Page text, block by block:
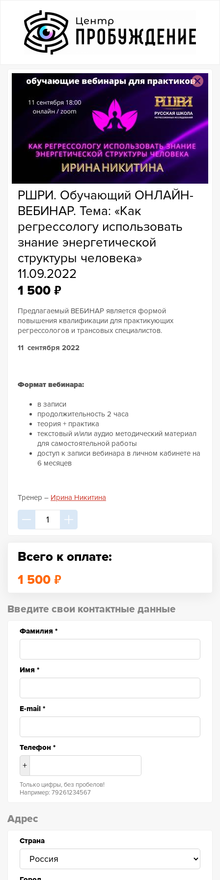
РШРИ. Обучающий ОНЛАЙН-
ВЕБИНАР. Тема: «Как
регрессологу использовать
знание энергетической
структуры человека»
11.09.2022
1 500 ₽
Предлагаемый ВЕБИНАР является формой
повышения квалификации для практикующих
регрессологов и трансовых специалистов.
11 сентября 2022
Формат вебинара:
в записи
продолжительность 2 часа
теория + практика
текстовый и/или аудио методический материал
для самостоятельной работы
доступ к записи вебинара в личном кабинете на
6 месяцев
Тренер – Ирина Никитина
Всего к оплате:
1 500 ₽
Введите свои контактные данные
Фамилия *
Имя *
E-mail *
Телефон *
+
Только цифры, без пробелов!
Например: 79261234567
Адрес
Страна